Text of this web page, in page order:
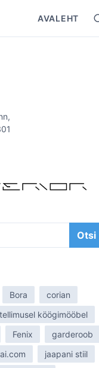
AVALEHT
S
e
Bora
corian
köögimööbel
Fenix
garderoob
jaapani stiil